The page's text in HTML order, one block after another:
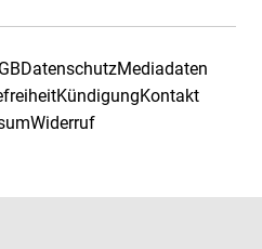
DatenschutzMediadaten
KündigungKontakt
Widerruf